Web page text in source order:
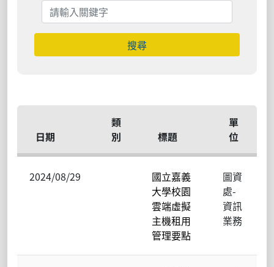
搜尋
日期
類
別
標題
單
位
2024/08/29
國立嘉義
大學校園
雲端虛擬
主機租用
管理要點
圖資
處-
資訊
業務